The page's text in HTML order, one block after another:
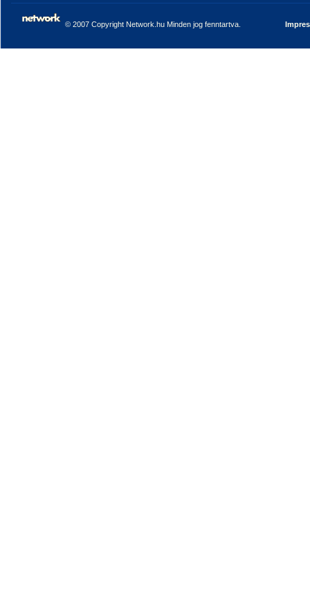
© 2007 Copyright Network.hu Minden jog fenntartva.